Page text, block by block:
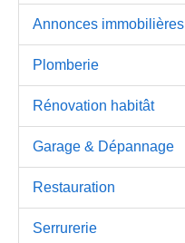
Annonces immobilières
Plomberie
Rénovation habitât
Garage & Dépannage
Restauration
Serrurerie